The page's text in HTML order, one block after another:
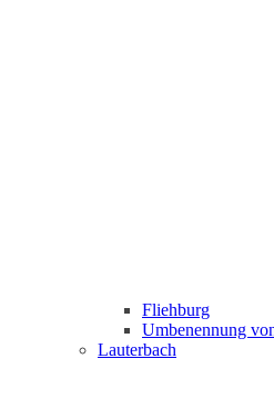
Fliehburg
Umbenennung
Lauterbach